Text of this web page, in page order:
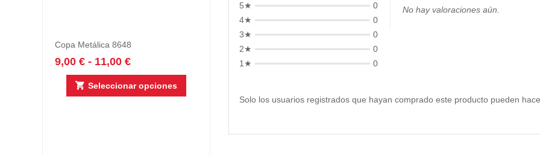
5★
0
4★
0
3★
0
2★
0
1★
0
No hay valoraciones aún.
Solo los usuarios registrados que hayan comprado este producto pueden
Copa Metálica 8648
9,00 € - 11,00 €
Seleccionar opciones